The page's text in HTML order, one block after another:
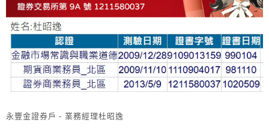
永豐金證券戶 - 業務經理杜昭逸